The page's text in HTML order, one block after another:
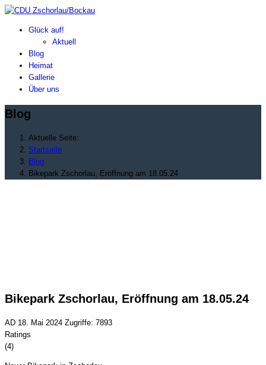
Glück auf!
Aktuell
Blog
Heimat
Gallerie
Über uns
Blog
Aktuelle Seite:
Startseite
Blog
Bikepark Zschorlau, Eröffnung am 18.05.24
Bikepark Zschorlau, Eröffnung am 18.05.24
AD 18. Mai 2024 Zugriffe: 7893
Ratings
(4)